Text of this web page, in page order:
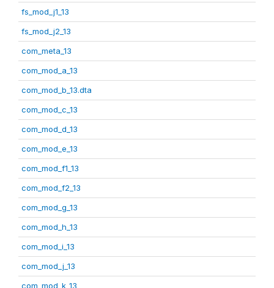
fs_mod_j1_13
fs_mod_j2_13
com_meta_13
com_mod_a_13
com_mod_b_13.dta
com_mod_c_13
com_mod_d_13
com_mod_e_13
com_mod_f1_13
com_mod_f2_13
com_mod_g_13
com_mod_h_13
com_mod_i_13
com_mod_j_13
com_mod_k_13